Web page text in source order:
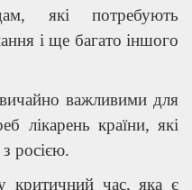
які потребують
і ще багато іншого
важливими для
лікарень країни, які
росією.
критичний час, яка є